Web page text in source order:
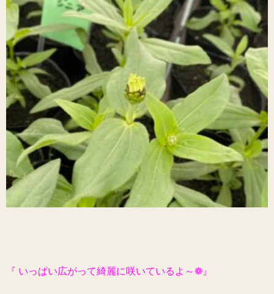
『 いっぱい広がって綺麗に咲いているよ～❁』